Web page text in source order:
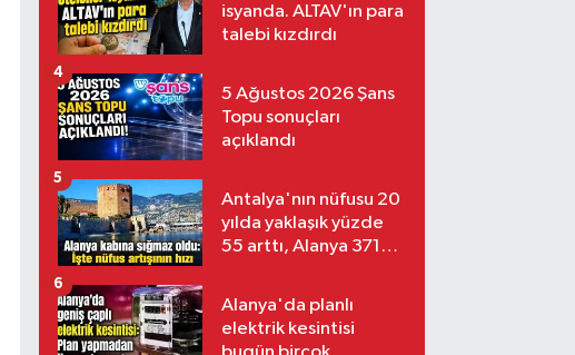
isyanda. ALTAV'ın para
talebi kızdırdı
5 Ağustos 2026 Şans
Topu sonuçları
açıklandı
4
Antalya'nın nüfusu 20
yılda yaklaşık yüzde
55 arttı, Alanya 371
5
Alanya'da planlı
elektrik kesintisi
6